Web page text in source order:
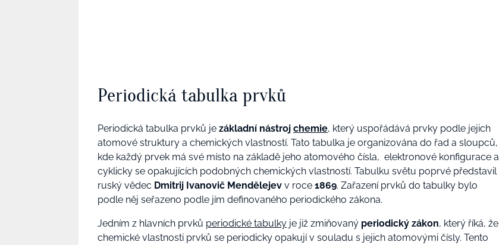
Periodická tabulka prvků
Periodická tabulka prvků je základní nástroj chemie, který uspořádává prvky podle jejich
atomové struktury a chemických vlastností. Tato tabulka je organizována do řad a sloupců,
kde každý prvek má své místo na základě jeho atomového čísla, elektronové konfigurace a
cyklicky se opakujících podobných chemických vlastností. Tabulku světu poprvé představil
ruský vědec Dmitrij Ivanovič Mendělejev v roce 1869. Zařazení prvků do tabulky bylo
podle něj seřazeno podle jím definovaného periodického zákona.
Jedním z hlavních prvků periodické tabulky je již zmiňovaný periodický zákon, který říká, že
chemické vlastnosti prvků se periodicky opakují v souladu s jejich atomovými čísly. Tento